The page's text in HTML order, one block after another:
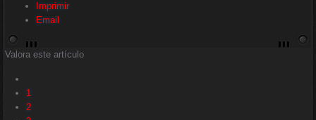
Imprimir
Email
Valora este artículo
1
2